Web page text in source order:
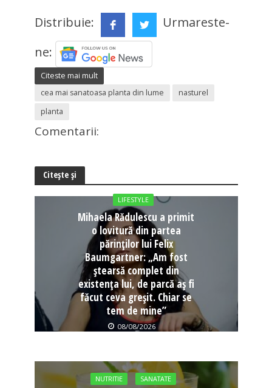
Distribuie:
Urmareste-
ne:
Citeste mai mult
cea mai sanatoasa planta din lume
nasturel
planta
Comentarii:
Citește și
LIFESTYLE
Mihaela Rădulescu a primit
o lovitură din partea
părinților lui Felix
Baumgartner: „Am fost
ștearsă complet din
existența lui, de parcă aș fi
făcut ceva greșit. Chiar se
tem de mine”
08/08/2026
NUTRITIE SANATATE